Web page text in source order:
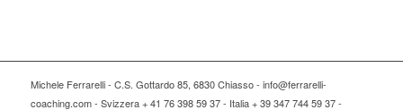
Michele Ferrarelli - C.S. Gottardo 85, 6830 Chiasso - info@ferrarelli-
coaching.com - Svizzera + 41 76 398 59 37 - Italia + 39 347 744 59 37 -